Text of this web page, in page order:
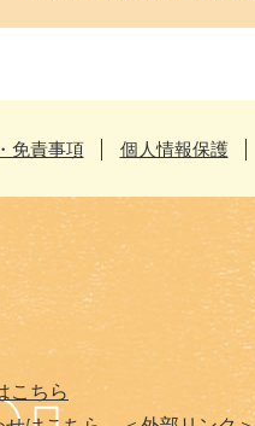
免責事項 個人情報保護
こちら